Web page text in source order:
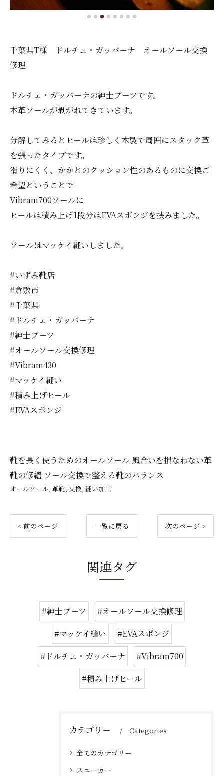
千葉県T様 ドルチェ・ガッバーナ オールソール交換
修理
ドルチェ・ガッバーナの紳士ブーツです。
本革ソールが剥がれてきています。
分解してみるとヒールは珍しく木製で周囲にスタック革
を張ったタイプです。
滑りにくく、かかとのクッション性のあるものに交換ご
希望ということで
Vibram700ソールに
ヒールは積み上げ1段分はEVAスポンジを挟みました。
ソールはマッケイ縫いしました。
#いずみ靴店
#倉敷市
#千葉県
#ドルチェ・ガッバーナ
#紳士ブーツ
#オールソール交換修理
#Vibram430
#マッケイ縫い
#積み上げヒール
#EVAスポンジ
靴を長く使うためのオールソール 風合いを損なわない革
靴の修繕 ソール交換で整える靴のバランス
オールソール 革靴 交換 縫い加工
< 前のページ 一覧に戻る 次のページ >
関連タグ
#紳士ブーツ
#オールソール交換修理
#マッケイ縫い
#EVAスポンジ
#ドルチェ・ガッバーナ
#Vibram700
#積み上げヒール
カテゴリー Categories
全てのカテゴリー
スニーカー